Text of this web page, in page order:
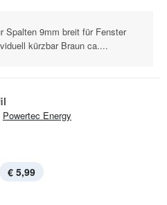
Spalten 9mm breit für Fenster
kürzbar Braun ca....
Powertec Energy
€ 5,99